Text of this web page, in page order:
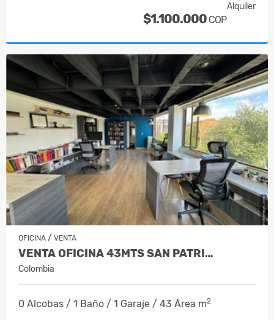
Alquiler
$1.100.000 COP
OFICINA / VENTA
VENTA OFICINA 43MTS SAN PATRI…
Colombia
0 Alcobas / 1 Baño / 1 Garaje / 43 Área m2